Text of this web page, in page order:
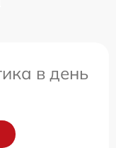
в день